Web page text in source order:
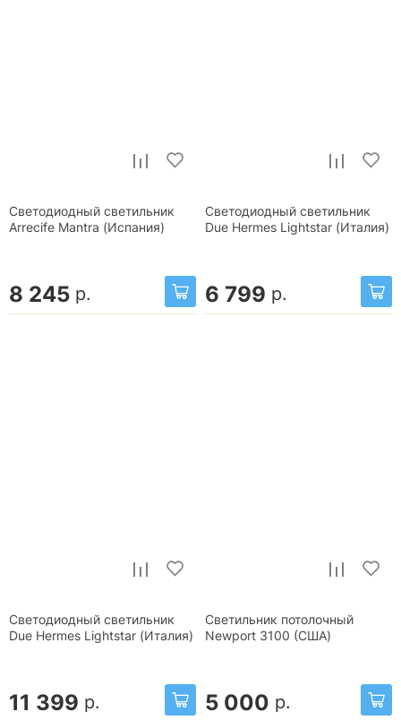
Светодиодный светильник
Arrecife Mantra (Испания)
8 245 р.
Светодиодный светильник
Due Hermes Lightstar (Италия)
6 799 р.
Светодиодный светильник
Due Hermes Lightstar (Италия)
11 399 р.
Светильник потолочный
Newport 3100 (США)
5 000 р.